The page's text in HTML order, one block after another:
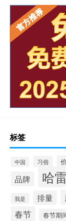
标签
中国 习俗
品牌 哈
我是 排量
春节 春节期